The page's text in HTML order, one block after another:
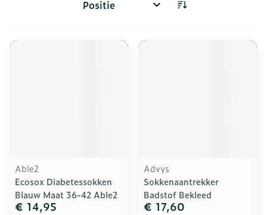
Sorteer op:
Able2
Ecosox Diabetessokken
Blauw Maat 36-42 Able2
€ 14,95
Advys
Sokkenaantrekker
Badstof Bekleed
€ 17,60